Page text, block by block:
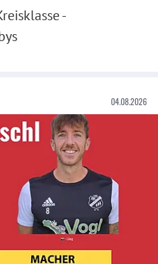
-
04.08.2026